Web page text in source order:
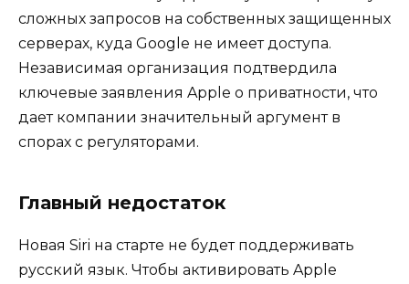
сложных запросов на собственных защищенных
серверах, куда Google не имеет доступа.
Независимая организация подтвердила
ключевые заявления Apple о приватности, что
дает компании значительный аргумент в
спорах с регуляторами.
Главный недостаток
Новая Siri на старте не будет поддерживать
русский язык. Чтобы активировать Apple